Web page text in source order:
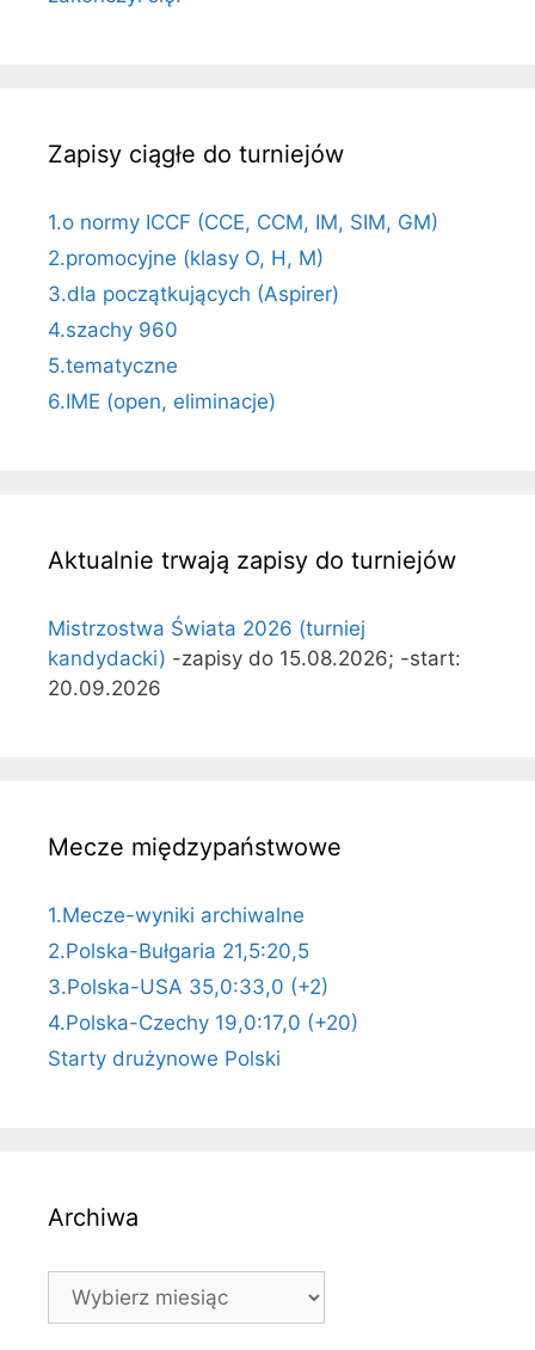
Zapisy ciągłe do turniejów
1.o normy ICCF (CCE, CCM, IM, SIM, GM)
2.promocyjne (klasy O, H, M)
3.dla początkujących (Aspirer)
4.szachy 960
5.tematyczne
6.IME (open, eliminacje)
Aktualnie trwają zapisy do turniejów
Mistrzostwa Świata 2026 (turniej
kandydacki) -zapisy do 15.08.2026; -start:
20.09.2026
Mecze międzypaństwowe
1.Mecze-wyniki archiwalne
2.Polska-Bułgaria 21,5:20,5
3.Polska-USA 35,0:33,0 (+2)
4.Polska-Czechy 19,0:17,0 (+20)
Starty drużynowe Polski
Archiwa
Archiwa